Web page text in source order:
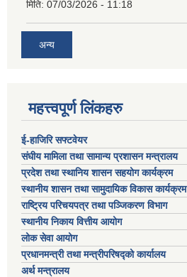
मिति: 07/03/2026 - 11:18
अन्य
महत्त्वपूर्ण लिंकहरु
ई-हाजिरि सफ्टवेयर
संघीय मामिला तथा सामान्य प्रशासन मन्त्रालय
प्रदेश तथा स्थानिय शासन सहयोग कार्यक्रम
स्थानीय शासन तथा सामुदायिक विकास कार्यक्रम
राष्ट्रिय परिचयपत्र तथा पञ्जिकरण विभाग
स्थानीय निकाय वित्तीय आयोग
लोक सेवा आयोग
प्रधानमन्त्री तथा मन्त्रीपरिषद्को कार्यालय
अर्थ मन्त्रालय